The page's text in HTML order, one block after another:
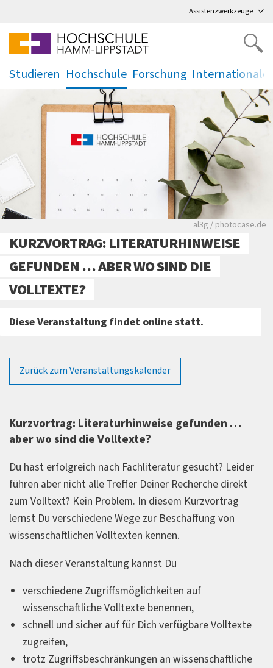
Assistenzwerkzeuge
Studieren Hochschule
.
Forschung
.
Rote leere
al3g / photocase.de
KURZVORTRAG: LITERATURHINWEISE
GEFUNDEN … ABER WO SIND DIE
VOLLTEXTE?
Diese Veranstaltung findet online statt.
Zurück zum Veranstaltungskalender
Kurzvortrag: Literaturhinweise gefunden …
aber wo sind die Volltexte?
Du hast erfolgreich nach Fachliteratur gesucht? Leider
führen aber nicht alle Treffer Deiner Recherche direkt
zum Volltext? Kein Problem. In diesem Kurzvortrag
lernst Du verschiedene Wege zur Beschaffung von
wissenschaftlichen Volltexten kennen.
Nach dieser Veranstaltung kannst Du
verschiedene Zugriffsmöglichkeiten auf
wissenschaftliche Volltexte benennen,
schnell und sicher auf für Dich verfügbare Volltexte
zugreifen,
trotz Zugriffsbeschränkungen an wissenschaftliche